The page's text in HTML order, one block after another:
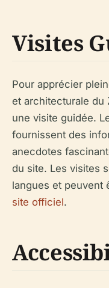
Visites
Pour apprécier
et architecturale du
une visite guidée.
fournissent des
anecdotes
du site. Les visites
langues et peuvent
site officiel.